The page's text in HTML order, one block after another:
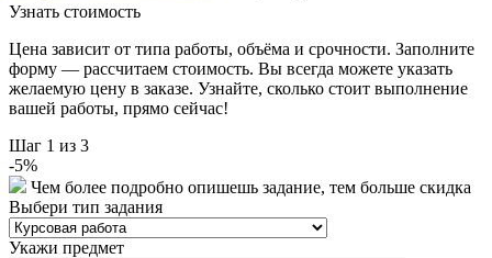
Узнать стоимость
Цена зависит от типа работы, объёма и срочности. Заполните
форму — рассчитаем стоимость. Вы всегда можете указать
желаемую цену в заказе. Узнайте, сколько стоит выполнение
вашей работы, прямо сейчас!
Шаг 1 из 3
-5%
Чем более подробно опишешь задание, тем больше скидка
Выбери тип задания
Укажи предмет